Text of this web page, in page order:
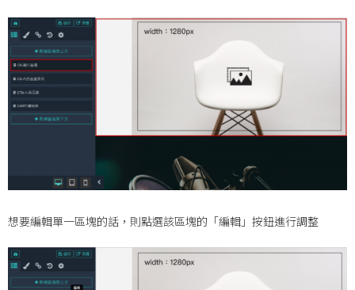
想要編輯單一區塊的話，則點選該區塊的「編輯」按鈕進行調整